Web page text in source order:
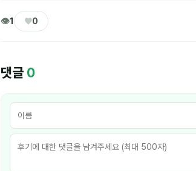
👁1 ♥0
댓글 0